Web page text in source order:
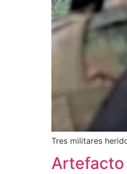
Tres militares
Artefacto